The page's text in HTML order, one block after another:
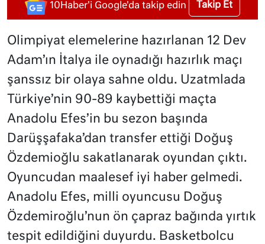
10Haber'i Google'da takip edin Takip Et
Olimpiyat elemelerine hazırlanan 12 Dev
Adam’ın İtalya ile oynadığı hazırlık maçı
şanssız bir olaya sahne oldu. Uzatmlada
Türkiye’nin 90-89 kaybettiği maçta
Anadolu Efes’in bu sezon başında
Darüşşafaka’dan transfer ettiği Doğuş
Özdemioğlu sakatlanarak oyundan çıktı.
Oyuncudan maalesef iyi haber gelmedi.
Anadolu Efes, milli oyuncusu Doğuş
Özdemiroğlu’nun ön çapraz bağında yırtık
tespit edildiğini duyurdu. Basketbolcu